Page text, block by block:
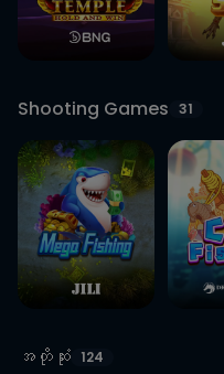
Shooting Games 31
အတိုဆုံး 124